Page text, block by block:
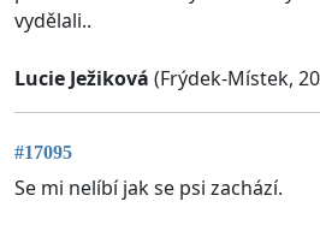
vydělali..
Lucie Ježiková (Frýdek-Místek,
#17095
Se mi nelíbí jak se psi zachází.